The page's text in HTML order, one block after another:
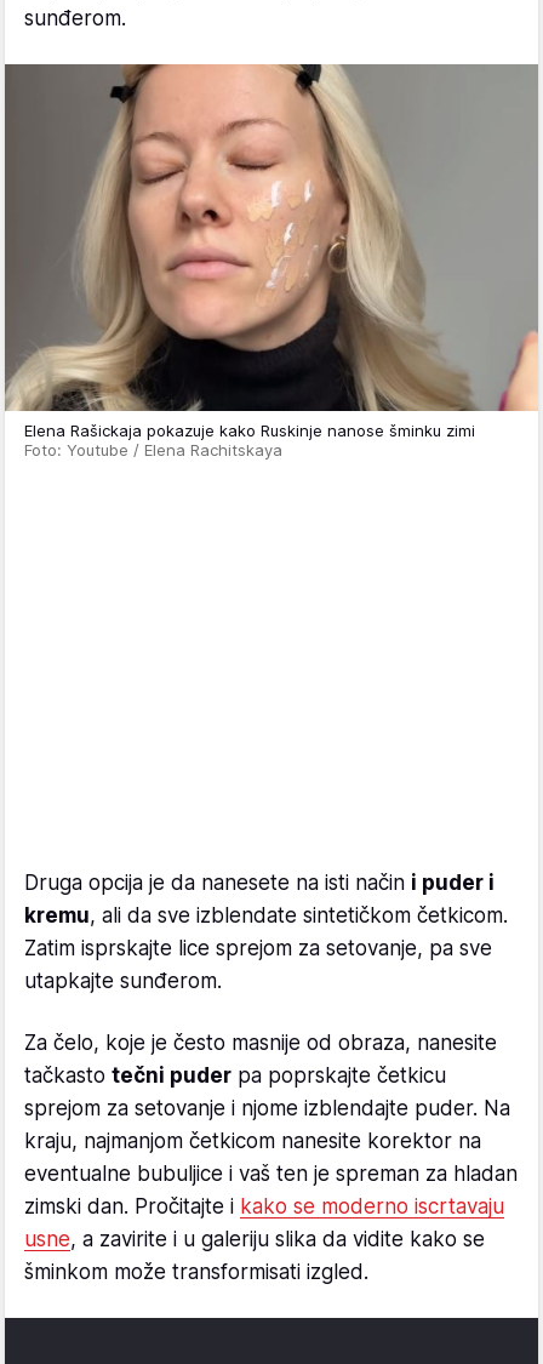
sunđerom.
Elena Rašickaja pokazuje kako Ruskinje nanose šminku zimi
Foto: Youtube / Elena Rachitskaya
Druga opcija je da nanesete na isti način i puder i
kremu, ali da sve izblendate sintetičkom četkicom.
Zatim isprskajte lice sprejom za setovanje, pa sve
utapkajte sunđerom.
Za čelo, koje je često masnije od obraza, nanesite
tačkasto tečni puder pa poprskajte četkicu
sprejom za setovanje i njome izblendajte puder. Na
kraju, najmanjom četkicom nanesite korektor na
eventualne bubuljice i vaš ten je spreman za hladan
zimski dan. Pročitajte i kako se moderno iscrtavaju
usne, a zavirite i u galeriju slika da vidite kako se
šminkom može transformisati izgled.